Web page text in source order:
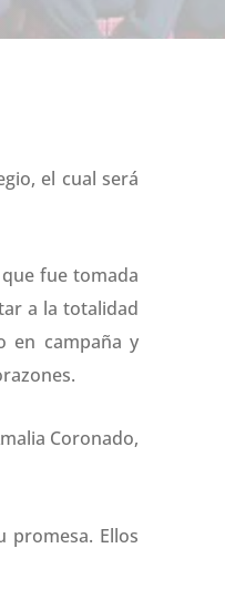
el cual será
fue tomada
a la totalidad
en campaña y
Coronado,
promesa. Ellos